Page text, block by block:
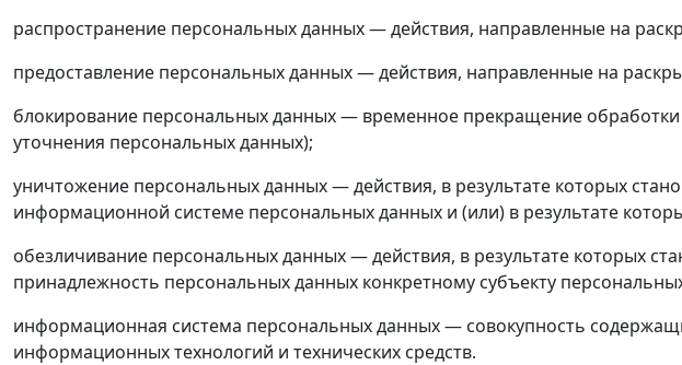
распространение персональных данных — действия, направленные на
предоставление персональных данных — действия, направленные на
блокирование персональных данных — временное прекращение
уточнения персональных данных);
уничтожение персональных данных — действия, в результате которых
информационной системе персональных данных и (или) в результате
обезличивание персональных данных — действия, в результате которых
принадлежность персональных данных конкретному субъекту
информационная система персональных данных — совокупность
информационных технологий и технических средств.